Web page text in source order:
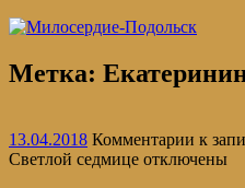
Метка:
13.04.2018 Комментарии к
Светлой седмице отключены